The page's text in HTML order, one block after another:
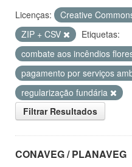
Licenças: Creative
ZIP + CSV
Etiquetas:
combate aos incêndios
pagamento por serviços
regularização fundária
Filtrar Resultados
CONAVEG / PLANAVEG